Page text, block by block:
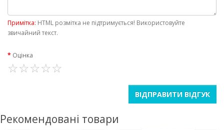
Примітка: HTML розмітка не підтримується! Використовуйте
звичайний текст.
Оцінка
ВІДПРАВИТИ ВІДГУК
Рекомендовані товари